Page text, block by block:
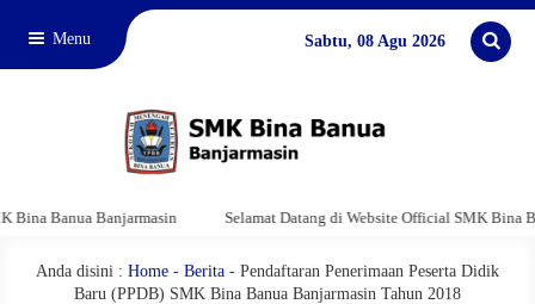
Menu Sabtu, 08 Agu 2026
Banjarmasin Selamat Datang di Website Official SMK Bina Banua
Anda disini : Home - Berita - Pendaftaran Penerimaan Peserta Didik
Baru (PPDB) SMK Bina Banua Banjarmasin Tahun 2018